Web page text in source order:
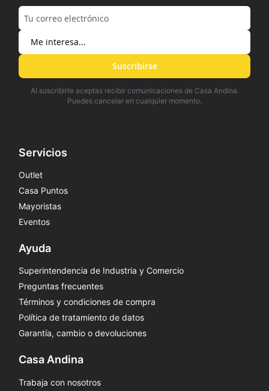
Suscribirse
Al suscribirte aceptas recibir comunicaciones de Casa Andina.
Puedes cancelar en cualquier momento.
Servicios
Outlet
Casa Puntos
Mayoristas
Eventos
Ayuda
Superintendencia de Industria y Comercio
Preguntas frecuentes
Términos y condiciones de compra
Política de tratamiento de datos
Garantía, cambio o devoluciones
Casa Andina
Trabaja con nosotros